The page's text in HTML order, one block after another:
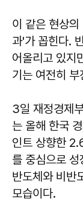
이 같은 현상
과'가 꼽힌다.
어올리고 있지
기는 여전히
3일 재정경제
는 올해 한국
인트 상향한
를 중심으로 성
반도체와 비반
모습이다.